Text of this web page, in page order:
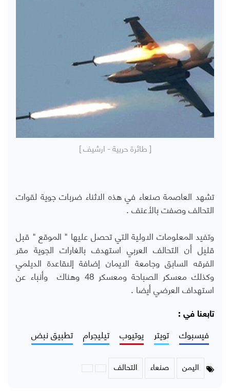
[ طائرة حربية - ارشيف ]
تشهد العاصمة صنعاء في هذه الاثناء ضربات جوية لقوات
التحالف وصفت بالأعنف .
وتفيد المعلومات الاولية التي تحصل عليها " الموقع " قبل
قليل أن التحالف العربي استهدف بالغارات الجوية مقر
الفرقه السابق وجامعة اﻻيمان إضافة إلىقاعدة الديلمي
وكذلك معسكر الصباحة ومعسكر 48 وهناك وأنباء عن
استهداف العرضي أيضا .
تابعنا في :
فيسبوك تويتر يوتيوب تيليجرام تطبيق نبض
اليمن صنعاء التحالف